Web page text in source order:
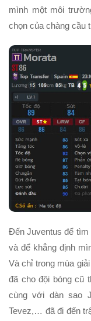
mình một môi
chọn của chàng cầu
Đến Juventus để
và để khẳng định
Và chỉ trong mùa
đã cho đội bóng cũ
cùng với dàn sao
Tevez,… đã đi đến